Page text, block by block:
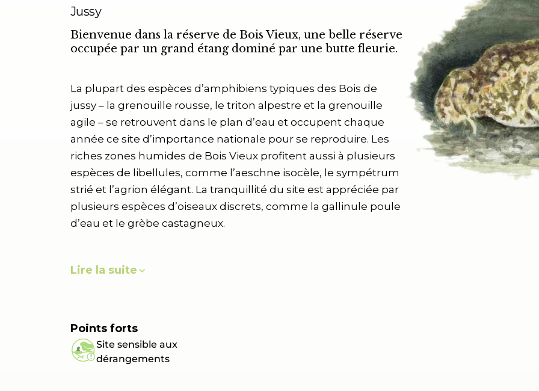
Jussy
Bienvenue dans la réserve de Bois Vieux, une belle réserve
occupée par un grand étang dominé par une butte fleurie.
La plupart des espèces d’amphibiens typiques des Bois de
jussy – la grenouille rousse, le triton alpestre et la grenouille
agile – se retrouvent dans le plan d’eau et occupent chaque
année ce site d’importance nationale pour se reproduire. Les
riches zones humides de Bois Vieux profitent aussi à plusieurs
espèces de libellules, comme l’aeschne isocèle, le sympétrum
strié et l’agrion élégant. La tranquillité du site est appréciée par
plusieurs espèces d’oiseaux discrets, comme la gallinule poule
d’eau et le grèbe castagneux.
Lire la suite
Points forts
Site sensible aux
dérangements